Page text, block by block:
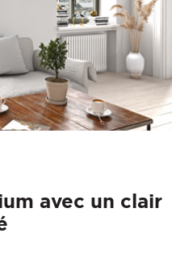
avec un clair